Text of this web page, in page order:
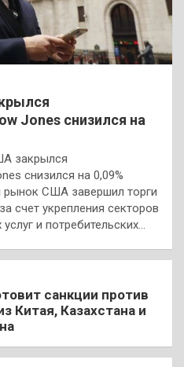
Jones снизился на
закрылся
снизился на 0,09%
США завершил торги
счет укрепления секторов
и потребительских…
санкции против
Китая, Казахстана и